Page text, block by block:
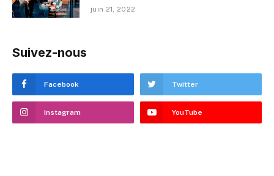
juin 21, 2022
Suivez-nous
Facebook Twitter
Instagram YouTube